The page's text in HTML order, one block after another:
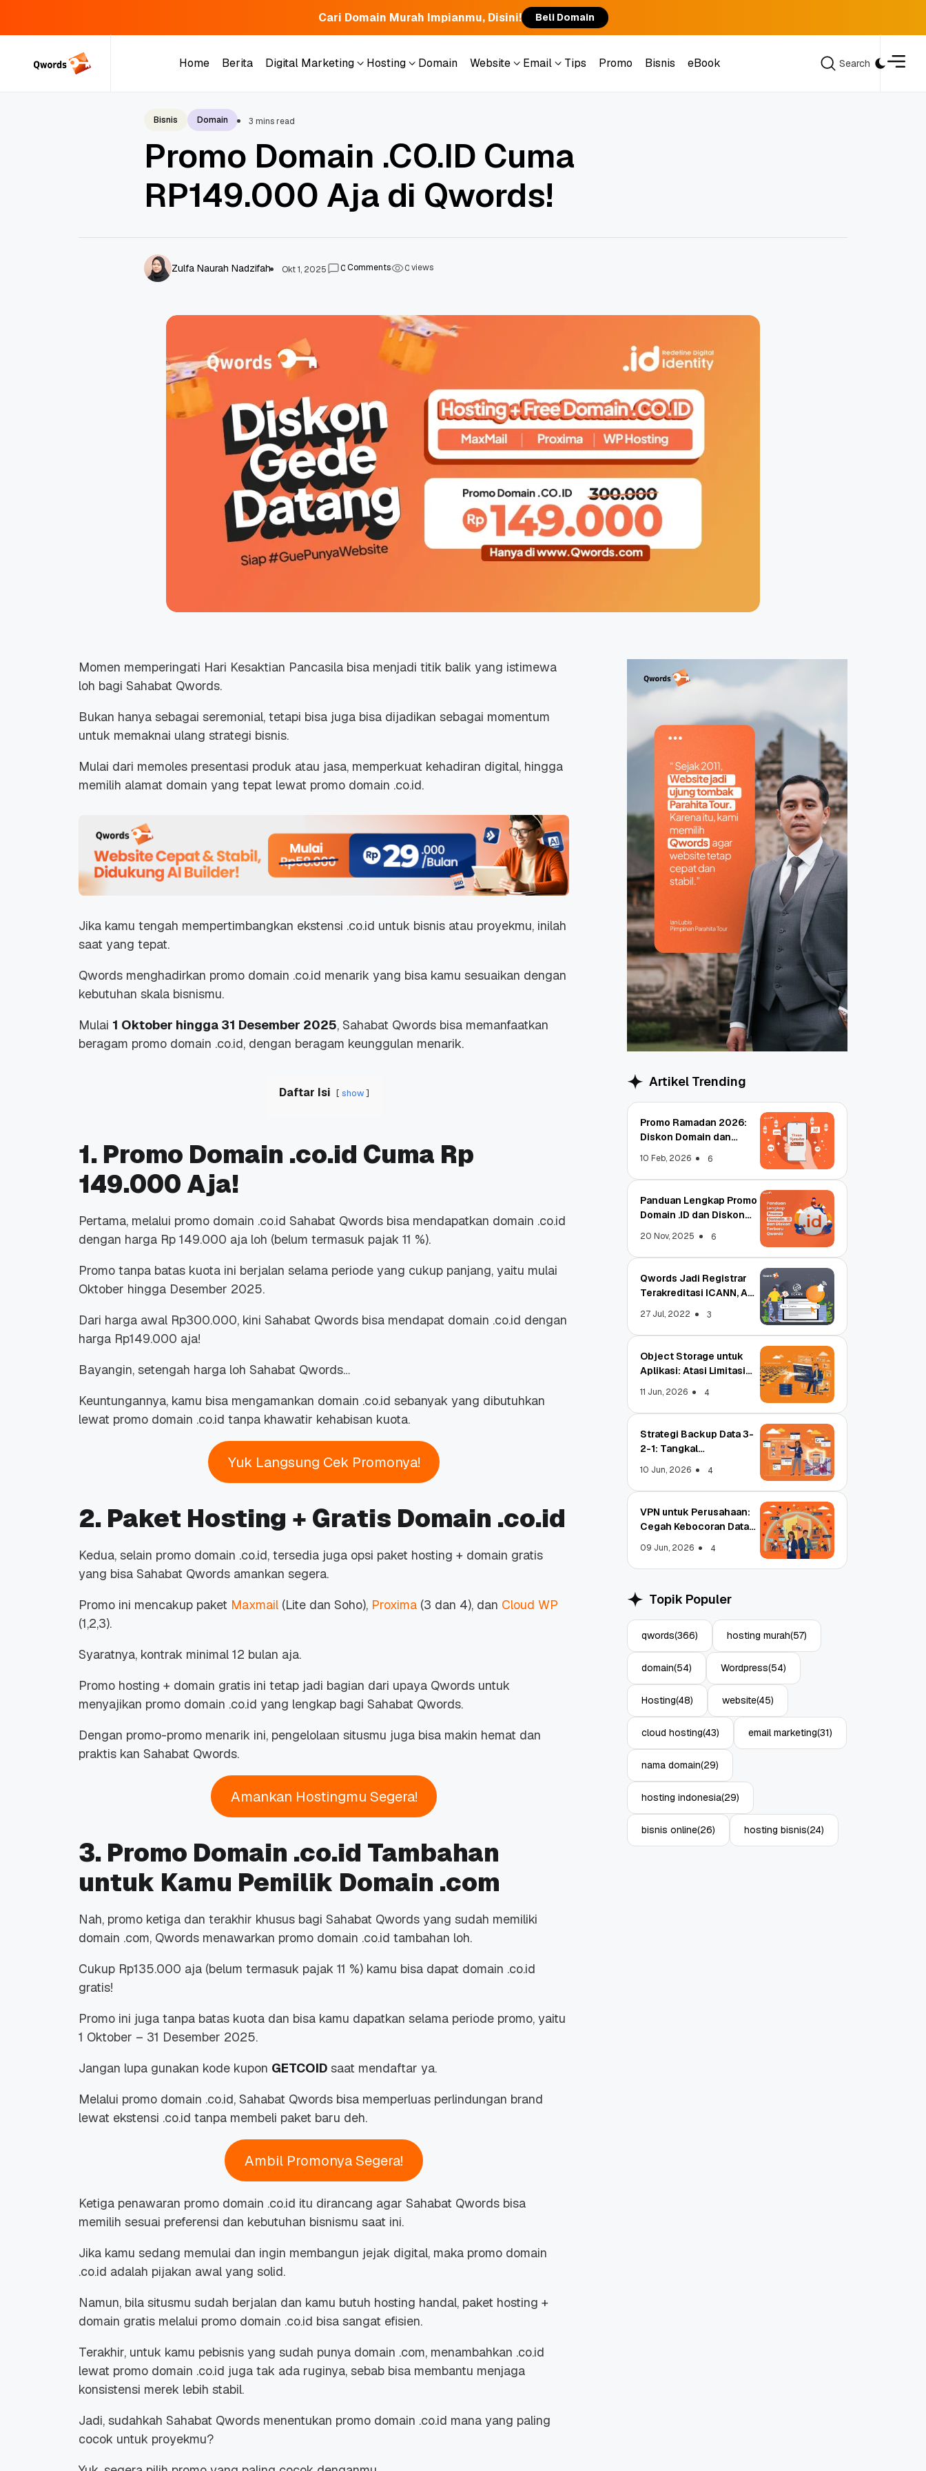
Cari Domain Murah Impianmu, Disini! Beli Domain
Home
Berita
Digital Marketing
Hosting
Domain
Website
Email
Tips
Promo
Bisnis
eBook
Search
Diskon Domain dan
6
Domain .ID dan Diskon
20 Nov, 2025 6 27 Jul, 2022 3
Object Storage untuk
Aplikasi: Atasi Limitasi
Media
11 Jun, 2026 4
Bisnis Domain 3 mins read
Promo Domain .CO.ID Cuma
RP149.000 Aja di Qwords!
Zulfa Naurah Nadzifah Okt 1, 2025 0Comments 0views
Momen memperingati Hari Kesaktian Pancasila bisa menjadi titik balik yang istimewa
loh bagi Sahabat Qwords.
Bukan hanya sebagai seremonial, tetapi bisa juga bisa dijadikan sebagai momentum
untuk memaknai ulang strategi bisnis.
Mulai dari memoles presentasi produk atau jasa, memperkuat kehadiran digital, hingga
memilih alamat domain yang tepat lewat promo domain .co.id.
Jika kamu tengah mempertimbangkan ekstensi .co.id untuk bisnis atau proyekmu, inilah
saat yang tepat.
Qwords menghadirkan promo domain .co.id menarik yang bisa kamu sesuaikan dengan
kebutuhan skala bisnismu.
Mulai 1 Oktober hingga 31 Desember 2025, Sahabat Qwords bisa memanfaatkan
beragam promo domain .co.id, dengan beragam keunggulan menarik.
Daftar Isi show
1. Promo Domain .co.id Cuma Rp
149.000 Aja!
Pertama, melalui promo domain .co.id Sahabat Qwords bisa mendapatkan domain .co.id
dengan harga Rp 149.000 aja loh (belum termasuk pajak 11 %).
Promo tanpa batas kuota ini berjalan selama periode yang cukup panjang, yaitu mulai
Oktober hingga Desember 2025.
Dari harga awal Rp300.000, kini Sahabat Qwords bisa mendapat domain .co.id dengan
harga Rp149.000 aja!
Bayangin, setengah harga loh Sahabat Qwords…
Keuntungannya, kamu bisa mengamankan domain .co.id sebanyak yang dibutuhkan
lewat promo domain .co.id tanpa khawatir kehabisan kuota.
Yuk Langsung Cek Promonya!
2. Paket Hosting + Gratis Domain .co.id
Kedua, selain promo domain .co.id, tersedia juga opsi paket hosting + domain gratis
yang bisa Sahabat Qwords amankan segera.
Promo ini mencakup paket Maxmail (Lite dan Soho), Proxima (3 dan 4), dan Cloud WP
(1,2,3).
Syaratnya, kontrak minimal 12 bulan aja.
Promo hosting + domain gratis ini tetap jadi bagian dari upaya Qwords untuk
menyajikan promo domain .co.id yang lengkap bagi Sahabat Qwords.
Dengan promo-promo menarik ini, pengelolaan situsmu juga bisa makin hemat dan
praktis kan Sahabat Qwords.
Amankan Hostingmu Segera!
3. Promo Domain .co.id Tambahan
untuk Kamu Pemilik Domain .com
Nah, promo ketiga dan terakhir khusus bagi Sahabat Qwords yang sudah memiliki
domain .com, Qwords menawarkan promo domain .co.id tambahan loh.
Cukup Rp135.000 aja (belum termasuk pajak 11 %) kamu bisa dapat domain .co.id
gratis!
Promo ini juga tanpa batas kuota dan bisa kamu dapatkan selama periode promo, yaitu
1 Oktober – 31 Desember 2025.
Jangan lupa gunakan kode kupon GETCOID saat mendaftar ya.
Melalui promo domain .co.id, Sahabat Qwords bisa memperluas perlindungan brand
lewat ekstensi .co.id tanpa membeli paket baru deh.
Ambil Promonya Segera!
Ketiga penawaran promo domain .co.id itu dirancang agar Sahabat Qwords bisa
memilih sesuai preferensi dan kebutuhan bisnismu saat ini.
Jika kamu sedang memulai dan ingin membangun jejak digital, maka promo domain
.co.id adalah pijakan awal yang solid.
Namun, bila situsmu sudah berjalan dan kamu butuh hosting handal, paket hosting +
domain gratis melalui promo domain .co.id bisa sangat efisien.
Terakhir, untuk kamu pebisnis yang sudah punya domain .com, menambahkan .co.id
lewat promo domain .co.id juga tak ada ruginya, sebab bisa membantu menjaga
konsistensi merek lebih stabil.
Jadi, sudahkah Sahabat Qwords menentukan promo domain .co.id mana yang paling
cocok untuk proyekmu?
Artikel Trending
Promo Ramadan 2026:
Diskon Domain dan
10 Feb, 2026 6
Panduan Lengkap Promo
Domain .ID dan Diskon
20 Nov, 2025 6
Qwords Jadi Registrar
Terakreditasi ICANN, Apa
27 Jul, 2022 3
Object Storage untuk
Aplikasi: Atasi Limitasi
11 Jun, 2026 4
Strategi Backup Data 3-
2-1: Tangkal
10 Jun, 2026 4
VPN untuk Perusahaan:
Cegah Kebocoran Data
09 Jun, 2026 4
Topik Populer
qwords(366) hosting murah(57)
domain(54) Wordpress(54)
Hosting(48) website(45)
cloud hosting(43) email marketing(31)
nama domain(29)
hosting indonesia(29)
bisnis online(26) hosting bisnis(24)